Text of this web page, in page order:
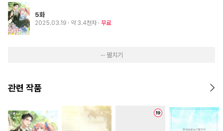
5화
2025.03.19 · 약 3.4천자 무료
··· 펼치기
관련 작품